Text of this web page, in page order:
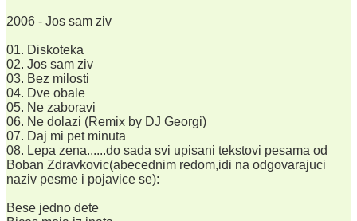
2006 - Jos sam ziv
01. Diskoteka
02. Jos sam ziv
03. Bez milosti
04. Dve obale
05. Ne zaboravi
06. Ne dolazi (Remix by DJ Georgi)
07. Daj mi pet minuta
08. Lepa zena......do sada svi upisani tekstovi pesama od
Boban Zdravkovic(abecednim redom,idi na odgovarajuci
naziv pesme i pojavice se):
Bese jedno dete